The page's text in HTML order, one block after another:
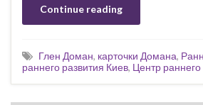
Continue reading
Глен Доман, карточки Домана,
раннего развития Киев, Центр